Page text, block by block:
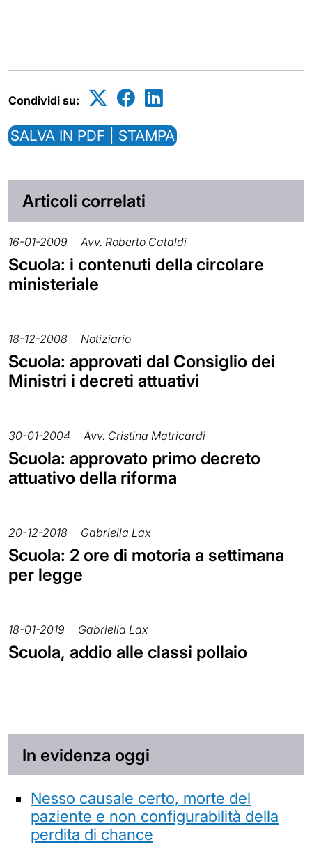
Condividi su:
SALVA IN PDF | STAMPA
Articoli correlati
16-01-2009 Avv. Roberto Cataldi
Scuola: i contenuti della circolare
ministeriale
18-12-2008 Notiziario
Scuola: approvati dal Consiglio dei
Ministri i decreti attuativi
30-01-2004 Avv. Cristina Matricardi
Scuola: approvato primo decreto
attuativo della riforma
20-12-2018 Gabriella Lax
Scuola: 2 ore di motoria a settimana
per legge
18-01-2019 Gabriella Lax
Scuola, addio alle classi pollaio
In evidenza oggi
Nesso causale certo, morte del
paziente e non configurabilità della
perdita di chance